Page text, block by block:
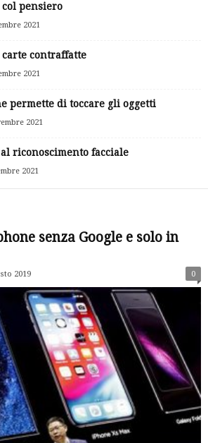
pensiero
2021
carte contraffatte
2021
permette di toccare gli oggetti
2021
riconoscimento facciale
2021
senza Google e solo in
2019 0